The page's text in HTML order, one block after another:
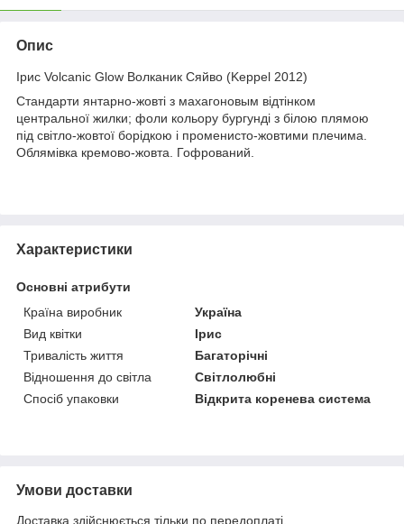
Опис
Ірис Volcanic Glow Волканик Сяйво (Keppel 2012)
Стандарти янтарно-жовті з махагоновым відтінком
центральної жилки; фоли кольору бургунді з білою плямою
під світло-жовтої борідкою і променисто-жовтими плечима
Облямівка кремово-жовта Гофрований
Характеристики
Основні атрибути
Країна виробник
Україна
Вид квітки
Ірис
Тривалість життя
Багаторічні
Відношення до світла
Світлолюбні
Спосіб упаковки
Відкрита коренева система
Умови доставки
Доставка здійснюється тільки по передоплаті.